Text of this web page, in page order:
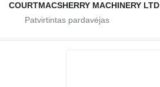
COURTMACSHERRY MACHINERY LTD